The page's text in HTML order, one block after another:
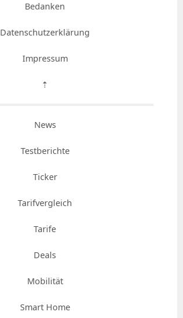
Bedanken
Datenschutzerklärung
Impressum
⇡
News
Testberichte
Ticker
Tarifvergleich
Tarife
Deals
Mobilität
Smart Home